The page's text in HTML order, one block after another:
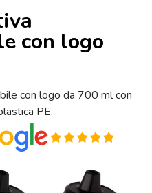
personalizzabile con logo
con logo
con logo da 700 ml con
PE.